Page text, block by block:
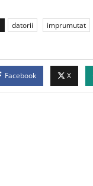
datorii imprumutat
Facebook X